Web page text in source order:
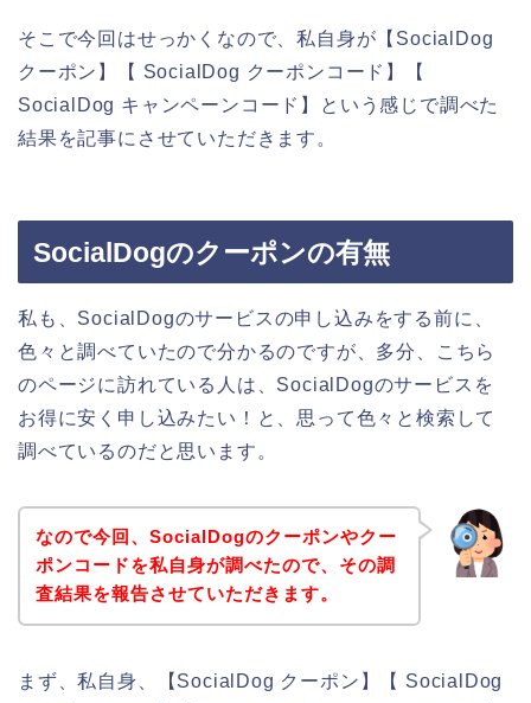
そこで今回はせっかくなので、私自身が【SocialDog
クーポン】【 SocialDog クーポンコード】【
SocialDog キャンペーンコード】という感じで調べた
結果を記事にさせていただきます。
SocialDogのクーポンの有無
私も、SocialDogのサービスの申し込みをする前に、
色々と調べていたので分かるのですが、多分、こちら
のページに訪れている人は、SocialDogのサービスを
お得に安く申し込みたい！と、思って色々と検索して
調べているのだと思います。
なので今回、SocialDogのクーポンやクー
ポンコードを私自身が調べたので、その調
査結果を報告させていただきます。
まず、私自身、【SocialDog クーポン】【 SocialDog